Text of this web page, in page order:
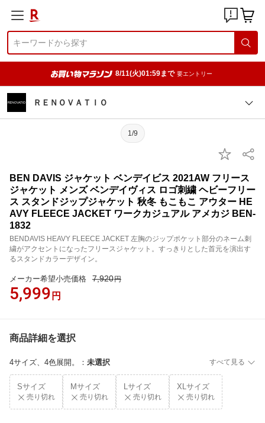
8/11(火)01:59まで 要エントリー
ＲＥＮＯＶＡＴＩＯ
1/9
BEN DAVIS ジャケット ベンデイビス 2021AW フリース
ジャケット メンズ ベンデイヴィス ロゴ刺繍 ヘビーフリー
ス スタンドジップジャケット 秋冬 もこもこ アウター HE
AVY FLEECE JACKET ワークカジュアル アメカジ BEN-
1832
BENDAVIS HEAVY FLEECE JACKET 左胸のジップポケット部分のネーム刺
繍がアクセントになったフリースジャケット。すっきりとした首元を演出す
るスタンドカラーデザイン。
メーカー希望小売価格 7,920円
5,999 円
商品詳細を選択
4サイズ、4色展開。 ： 未選択 すべて見る
Sサイズ
売り切れ
Mサイズ
売り切れ
Lサイズ
売り切れ
XLサイズ
売り切れ